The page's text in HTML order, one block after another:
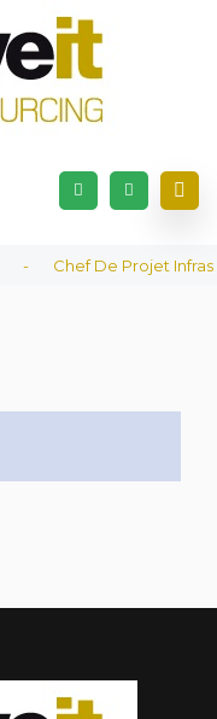
Chef De Projet